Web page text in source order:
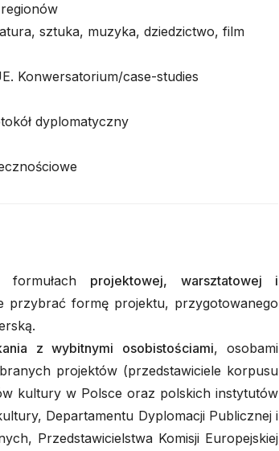
sztuka, muzyka, dziedzictwo, film
Konwersatorium/case-studies
dyplomatyczny
formułach projektowej, warsztatowej i
przybrać formę projektu, przygotowanego
z wybitnymi osobistościami, osobami
projektów (przedstawiciele korpusu
kultury w Polsce oraz polskich instytutów
Departamentu Dyplomacji Publicznej i
Przedstawicielstwa Komisji Europejskiej